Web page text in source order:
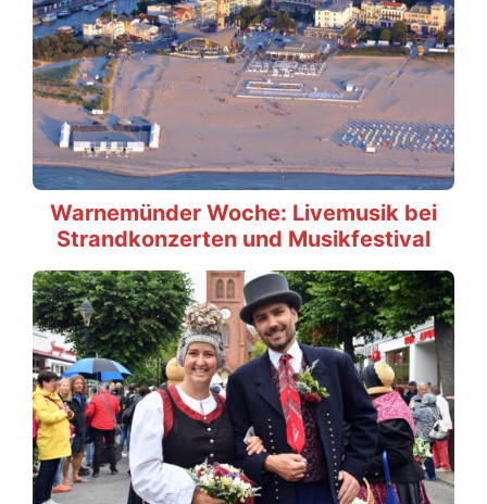
Warnemünder Woche: Livemusik bei
Strandkonzerten und Musikfestival